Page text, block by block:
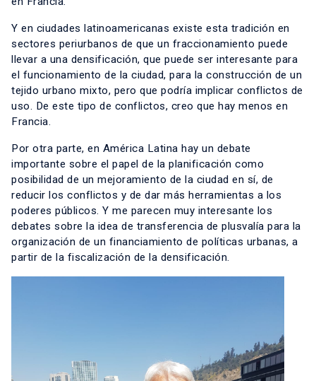
Y en ciudades latinoamericanas existe esta tradición en
sectores periurbanos de que un fraccionamiento puede
llevar a una densificación, que puede ser interesante para
el funcionamiento de la ciudad, para la construcción de un
tejido urbano mixto, pero que podría implicar conflictos de
uso. De este tipo de conflictos, creo que hay menos en
Francia.
Por otra parte, en América Latina hay un debate
importante sobre el papel de la planificación como
posibilidad de un mejoramiento de la ciudad en sí, de
reducir los conflictos y de dar más herramientas a los
poderes públicos. Y me parecen muy interesante los
debates sobre la idea de transferencia de plusvalía para la
organización de un financiamiento de políticas urbanas, a
partir de la fiscalización de la densificación.